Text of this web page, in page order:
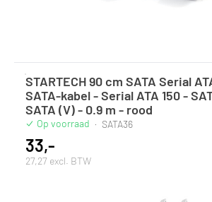
STARTECH 90 cm SATA Serial
SATA-kabel - Serial ATA 150 -
SATA (V) - 0.9 m - rood
Op voorraad · SATA36
33,-
27,27 excl. BTW